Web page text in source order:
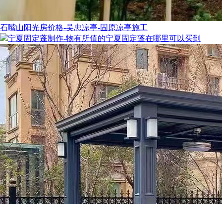
石嘴山阳光房价格-吴忠凉亭-固原凉亭施工
宁夏固定蓬制作-物有所值的宁夏固定蓬在哪里可以买到